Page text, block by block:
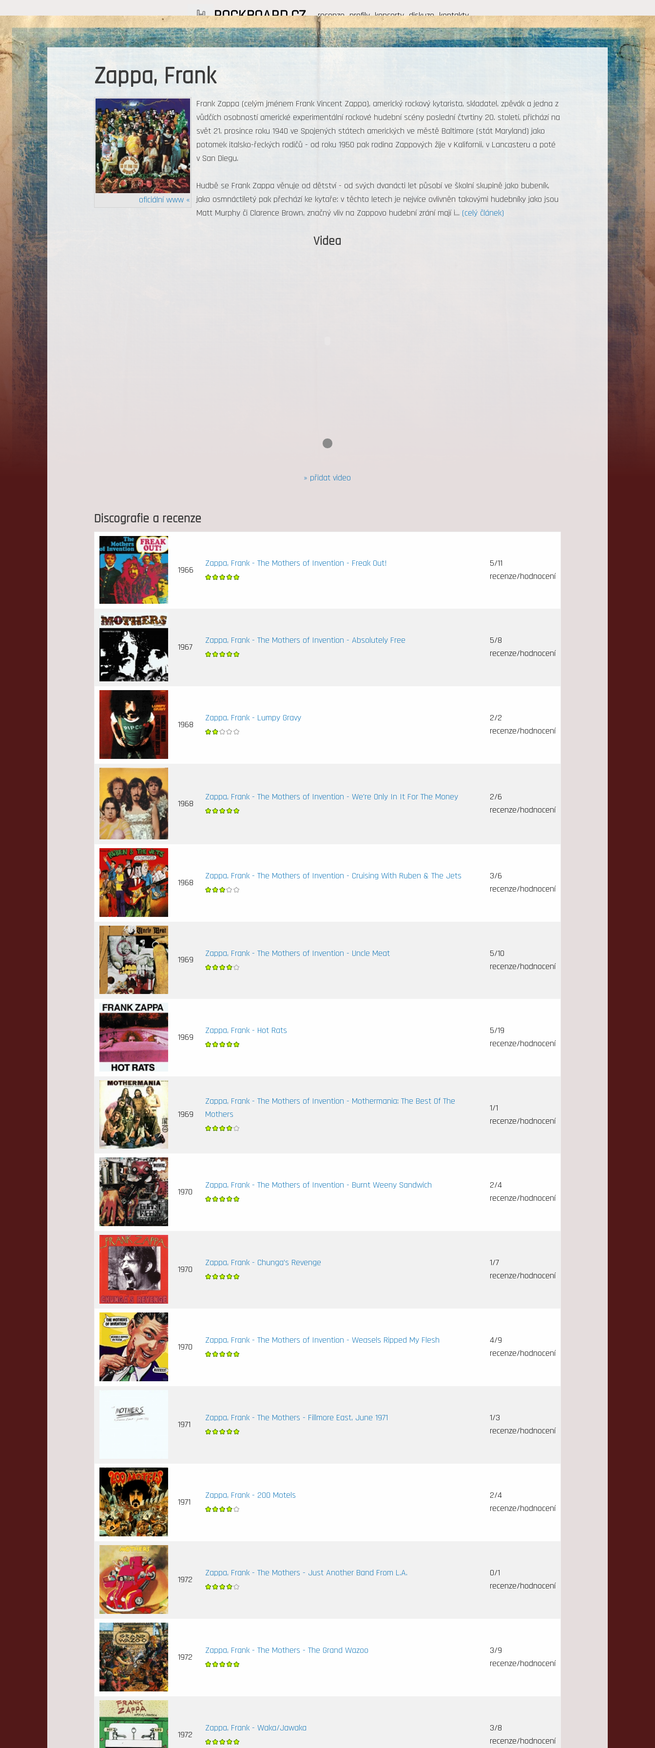
ROCKBOARD.CZ recenze profily koncerty diskuze kontakty
Zappa, Frank
oficiální www «
Frank Zappa (celým jménem Frank Vincent Zappa), americký rockový kytarista, skladatel, zpěvák a jedna z
vůdčích osobností americké experimentální rockové hudební scény poslední čtvrtiny 20. století, přichází na
svět 21. prosince roku 1940 ve Spojených státech amerických ve městě Baltimore (stát Maryland) jako
potomek italsko-řeckých rodičů - od roku 1950 pak rodina Zappových žije v Kalifornii, v Lancasteru a poté
v San Diegu.
Hudbě se Frank Zappa věnuje od dětství - od svých dvanácti let působí ve školní skupině jako bubeník,
jako osmnáctiletý pak přechází ke kytaře: v těchto letech je nejvíce ovlivněn takovými hudebníky jako jsou
Matt Murphy či Clarence Brown, značný vliv na Zappovo hudební zrání mají i... (celý článek)
Videa
Slide number 0.
Current Slide
» přidat video
Discografie a recenze
1966
Zappa, Frank - The Mothers of Invention - Freak Out!
5/11
recenze/hodnocení
1967
Zappa, Frank - The Mothers of Invention - Absolutely Free
5/8
recenze/hodnocení
1968
Zappa, Frank - Lumpy Gravy
2/2
recenze/hodnocení
1968
Zappa, Frank - The Mothers of Invention - We're Only In It For The Money
2/6
recenze/hodnocení
1968
Zappa, Frank - The Mothers of Invention - Cruising With Ruben & The Jets
3/6
recenze/hodnocení
1969
Zappa, Frank - The Mothers of Invention - Uncle Meat
5/10
recenze/hodnocení
1969
Zappa, Frank - Hot Rats
5/19
recenze/hodnocení
1969
Zappa, Frank - The Mothers of Invention - Mothermania: The Best Of The
Mothers
1/1
recenze/hodnocení
1970
Zappa, Frank - The Mothers of Invention - Burnt Weeny Sandwich
2/4
recenze/hodnocení
1970
Zappa, Frank - Chunga’s Revenge
1/7
recenze/hodnocení
1970
Zappa, Frank - The Mothers of Invention - Weasels Ripped My Flesh
4/9
recenze/hodnocení
1971
Zappa, Frank - The Mothers - Fillmore East, June 1971
1/3
recenze/hodnocení
1971
Zappa, Frank - 200 Motels
2/4
recenze/hodnocení
1972
Zappa, Frank - The Mothers - Just Another Band From L.A.
0/1
recenze/hodnocení
1972
Zappa, Frank - The Mothers - The Grand Wazoo
3/9
recenze/hodnocení
1972
Zappa, Frank - Waka/Jawaka
3/8
recenze/hodnocení